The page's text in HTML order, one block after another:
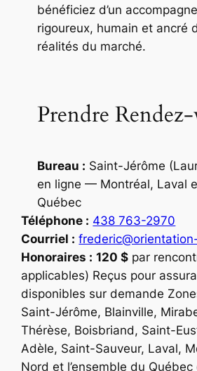
bénéficiez d’un
rigoureux, humain et ancré
réalités du marché.
Prendre
Bureau : Saint-Jérôme
en ligne — Montréal, Laval
Québec
Téléphone : 438 763-2970
Courriel :
Honoraires : 120 $ par
applicables) Reçus pour
disponibles sur demande
Saint-Jérôme, Blainville,
Thérèse, Boisbriand, Saint-
Adèle, Saint-Sauveur, Laval,
Nord et l’ensemble du Québec